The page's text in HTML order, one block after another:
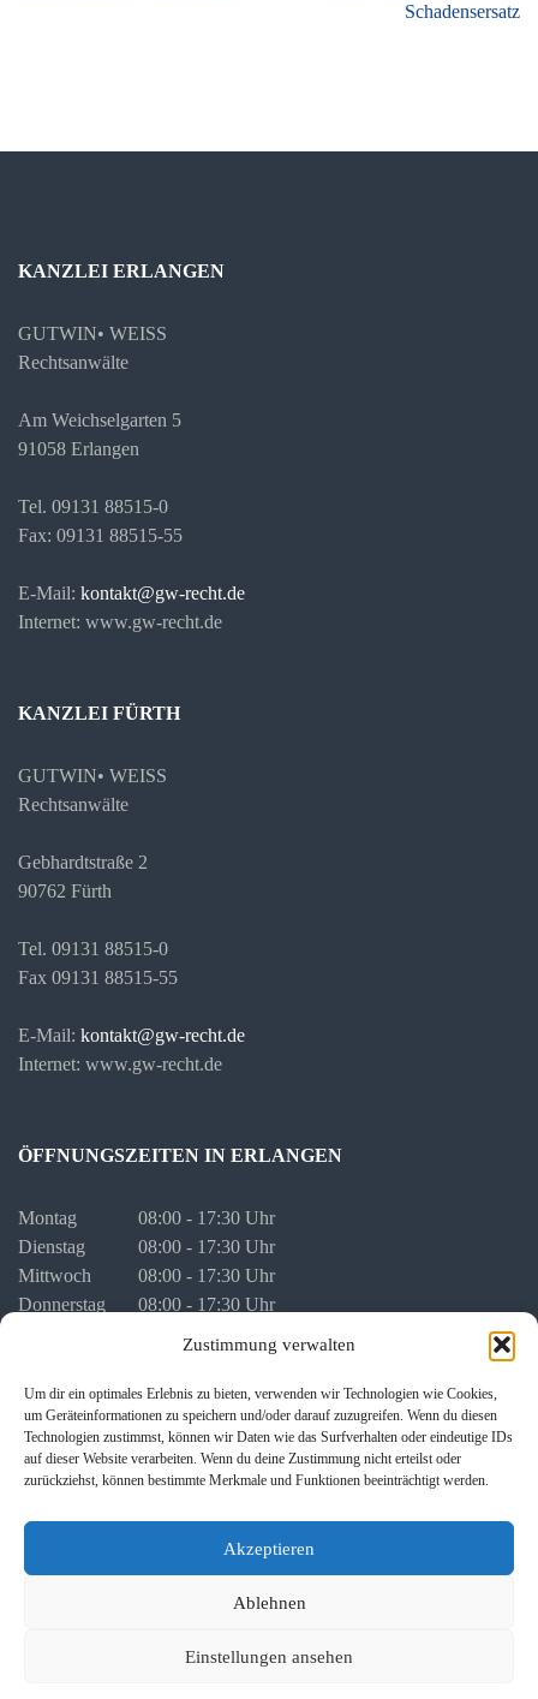
Zustimmung verwalten
Um dir ein optimales Erlebnis zu bieten, verwenden wir Technologien wie Cookies,
um Geräteinformationen zu speichern und/oder darauf zuzugreifen. Wenn du diesen
Technologien zustimmst, können wir Daten wie das Surfverhalten oder eindeutige IDs
auf dieser Website verarbeiten. Wenn du deine Zustimmung nicht erteilst oder
zurückziehst, können bestimmte Merkmale und Funktionen beeinträchtigt werden.
Akzeptieren
Ablehnen
Einstellungen ansehen
Schadensersatz
KANZLEI ERLANGEN
GUTWIN• WEISS
Rechtsanwälte
Am Weichselgarten 5
91058 Erlangen
Tel. 09131 88515-0
Fax: 09131 88515-55
E-Mail: kontakt@gw-recht.de
Internet: www.gw-recht.de
KANZLEI FÜRTH
GUTWIN• WEISS
Rechtsanwälte
Gebhardtstraße 2
90762 Fürth
Tel. 09131 88515-0
Fax 09131 88515-55
E-Mail: kontakt@gw-recht.de
Internet: www.gw-recht.de
ÖFFNUNGSZEITEN IN ERLANGEN
Montag
08:00 - 17:30 Uhr
Dienstag
08:00 - 17:30 Uhr
Mittwoch
08:00 - 17:30 Uhr
Donnerstag
08:00 - 17:30 Uhr
Terminvergabe auch nach Vereinbarung außerhalb der regulären
Öffnungszeiten.
Partnerschaft | Erlangen · Fürth. Alle Rechte vorbehalten